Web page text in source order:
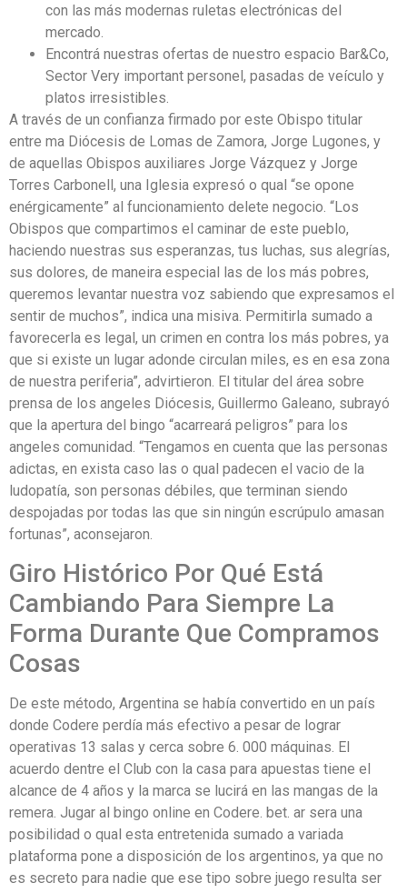
con las más modernas ruletas electrónicas del
mercado.
Encontrá nuestras ofertas de nuestro espacio Bar&Co,
Sector Very important personel, pasadas de veículo y
platos irresistibles.
A través de un confianza firmado por este Obispo titular
entre ma Diócesis de Lomas de Zamora, Jorge Lugones, y
de aquellas Obispos auxiliares Jorge Vázquez y Jorge
Torres Carbonell, una Iglesia expresó o qual “se opone
enérgicamente” al funcionamiento delete negocio. “Los
Obispos que compartimos el caminar de este pueblo,
haciendo nuestras sus esperanzas, tus luchas, sus alegrías,
sus dolores, de maneira especial las de los más pobres,
queremos levantar nuestra voz sabiendo que expresamos el
sentir de muchos”, indica una misiva. Permitirla sumado a
favorecerla es legal, un crimen en contra los más pobres, ya
que si existe un lugar adonde circulan miles, es en esa zona
de nuestra periferia”, advirtieron. El titular del área sobre
prensa de los angeles Diócesis, Guillermo Galeano, subrayó
que la apertura del bingo “acarreará peligros” para los
angeles comunidad. “Tengamos en cuenta que las personas
adictas, en exista caso las o qual padecen el vacio de la
ludopatía, son personas débiles, que terminan siendo
despojadas por todas las que sin ningún escrúpulo amasan
fortunas”, aconsejaron.
Giro Histórico Por Qué Está
Cambiando Para Siempre La
Forma Durante Que Compramos
Cosas
De este método, Argentina se había convertido en un país
donde Codere perdía más efectivo a pesar de lograr
operativas 13 salas y cerca sobre 6. 000 máquinas. El
acuerdo dentre el Club con la casa para apuestas tiene el
alcance de 4 años y la marca se lucirá en las mangas de la
remera. Jugar al bingo online en Codere. bet. ar sera una
posibilidad o qual esta entretenida sumado a variada
plataforma pone a disposición de los argentinos, ya que no
es secreto para nadie que ese tipo sobre juego resulta ser